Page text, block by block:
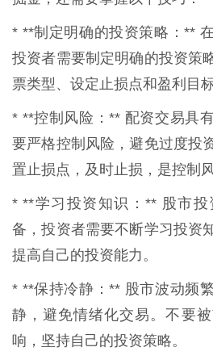
* **制定明确的投资策略：**
投资者需要制定明确的投资策
票类型、设定止损点和盈利目标
* **控制风险：** 配资交易具
要严格控制风险，避免过度投
置止损点，及时止损，是控制
* **学习投资知识：** 股市
备，投资者需要不断学习投资
提高自己的投资能力。
* **保持冷静：** 股市波动频
静，避免情绪化交易。不要
响，坚持自己的投资策略。